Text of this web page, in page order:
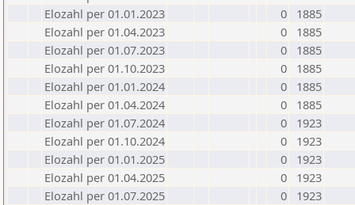
Elozahl per 01.01.2023
0
1885
Elozahl per 01.04.2023
0
1885
Elozahl per 01.07.2023
0
1885
Elozahl per 01.10.2023
0
1885
Elozahl per 01.01.2024
0
1885
Elozahl per 01.04.2024
0
1885
Elozahl per 01.07.2024
0
1923
Elozahl per 01.10.2024
0
1923
Elozahl per 01.01.2025
0
1923
Elozahl per 01.04.2025
0
1923
Elozahl per 01.07.2025
0
1923